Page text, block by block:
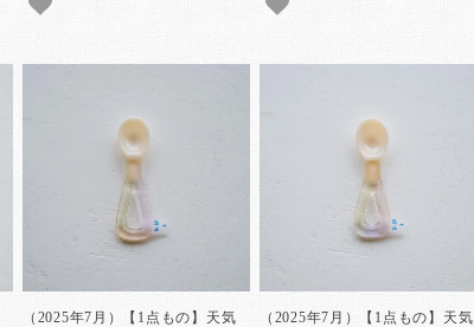
（2025年7月）【1点もの】天気
（2025年7月）【1点もの】天気